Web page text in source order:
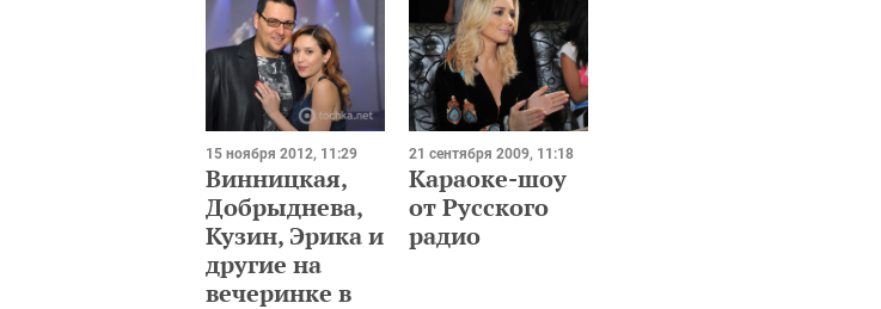
15 ноября 2012, 11:29
Винницкая,
Добрыднева,
Кузин, Эрика и
другие на
вечеринке в
21 сентября 2009, 11:18
Караоке-шоу
от Русского
радио